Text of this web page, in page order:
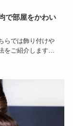
で部屋をかわい
らでは飾り付けや
をご紹介します。